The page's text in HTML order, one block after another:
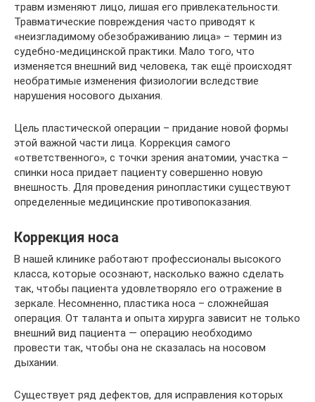
травм изменяют лицо, лишая его привлекательности.
Травматические повреждения часто приводят к
«неизгладимому обезображиванию лица» – термин из
судебно-медицинской практики. Мало того, что
изменяется внешний вид человека, так ещё происходят
необратимые изменения физиологии вследствие
нарушения носового дыхания.
Цель пластической операции – придание новой формы
этой важной части лица. Коррекция самого
«ответственного», с точки зрения анатомии, участка –
спинки носа придает пациенту совершенно новую
внешность. Для проведения ринопластики существуют
определенные медицинские противопоказания.
Коррекция носа
В нашей клинике работают профессионалы высокого
класса, которые осознают, насколько важно сделать
так, чтобы пациента удовлетворяло его отражение в
зеркале. Несомненно, пластика носа – сложнейшая
операция. От таланта и опыта хирурга зависит не только
внешний вид пациента — операцию необходимо
провести так, чтобы она не сказалась на носовом
дыхании.
Существует ряд дефектов, для исправления которых